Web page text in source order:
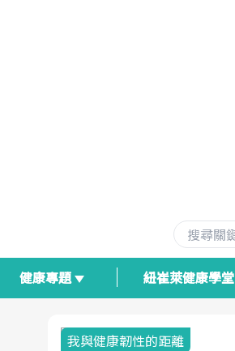
健康專題 紐崔萊健康學堂
我與健康韌性的距離